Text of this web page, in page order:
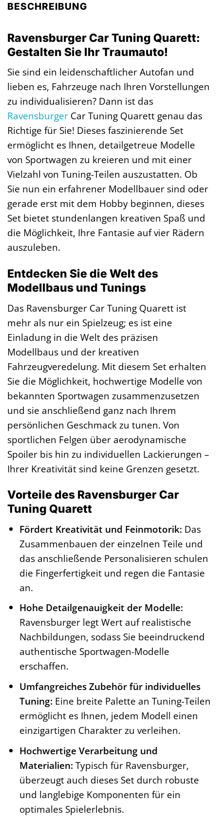
BESCHREIBUNG
Ravensburger Car Tuning Quarett:
Gestalten Sie Ihr Traumauto!
Sie sind ein leidenschaftlicher Autofan und
lieben es, Fahrzeuge nach Ihren Vorstellungen
zu individualisieren? Dann ist das
Ravensburger Car Tuning Quarett genau das
Richtige für Sie! Dieses faszinierende Set
ermöglicht es Ihnen, detailgetreue Modelle
von Sportwagen zu kreieren und mit einer
Vielzahl von Tuning-Teilen auszustatten. Ob
Sie nun ein erfahrener Modellbauer sind oder
gerade erst mit dem Hobby beginnen, dieses
Set bietet stundenlangen kreativen Spaß und
die Möglichkeit, Ihre Fantasie auf vier Rädern
auszuleben.
Entdecken Sie die Welt des
Modellbaus und Tunings
Das Ravensburger Car Tuning Quarett ist
mehr als nur ein Spielzeug; es ist eine
Einladung in die Welt des präzisen
Modellbaus und der kreativen
Fahrzeugveredelung. Mit diesem Set erhalten
Sie die Möglichkeit, hochwertige Modelle von
bekannten Sportwagen zusammenzusetzen
und sie anschließend ganz nach Ihrem
persönlichen Geschmack zu tunen. Von
sportlichen Felgen über aerodynamische
Spoiler bis hin zu individuellen Lackierungen –
Ihrer Kreativität sind keine Grenzen gesetzt.
Vorteile des Ravensburger Car
Tuning Quarett
Fördert Kreativität und Feinmotorik: Das
Zusammenbauen der einzelnen Teile und
das anschließende Personalisieren schulen
die Fingerfertigkeit und regen die Fantasie
an.
Hohe Detailgenauigkeit der Modelle:
Ravensburger legt Wert auf realistische
Nachbildungen, sodass Sie beeindruckend
authentische Sportwagen-Modelle
erschaffen.
Umfangreiches Zubehör für individuelles
Tuning: Eine breite Palette an Tuning-Teilen
ermöglicht es Ihnen, jedem Modell einen
einzigartigen Charakter zu verleihen.
Hochwertige Verarbeitung und
Materialien: Typisch für Ravensburger,
überzeugt auch dieses Set durch robuste
und langlebige Komponenten für ein
optimales Spielerlebnis.